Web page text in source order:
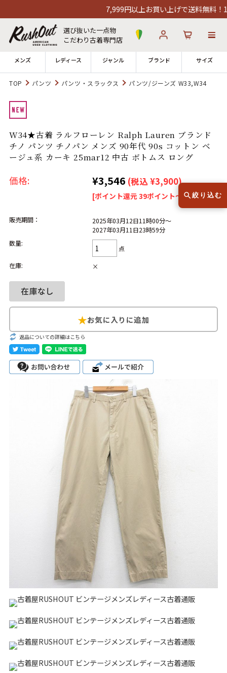
7,999円以上お買い上げで送料無料！12時
選び抜いた一点物
こだわり古着専門店
メンズ レディース ジャンル ブランド サイズ
店舗一覧
全国7店舗・公式通販の比較 →
※対応不可：日祝、長期休暇、セール
Search by Hotword 今週のHOTワード（7/29〜8/4）
映画
5 ラルフローレン
Search by Brandブランドから探す
ラルフ ローレン
イス
カーハート ディッキーズ
アディダス ナイキ
リーバイス ラッセル・アスレ
チック
Search by Item アイテムから探す
ジャケット スウェット セーター
長袖シャツ 半袖シャツ Tシャツ
パンツ レディース 子供服
TOP パンツ パンツ・スラックス パンツ/ジーンズ W33,W34
W34★古着 ラルフローレン Ralph Lauren ブランド
チノ パンツ チノパン メンズ 90年代 90s コットン ベ
ージュ系 カーキ 25mar12 中古 ボトムス ロング
価格: ¥3,546 (税込 ¥3,900)
[ポイント還元 39ポイント～]
販売期間：
2025年03月12日11時00分～
2027年03月11日23時59分
数量:
点
在庫:
×
返品についての詳細はこちら
絞り込む